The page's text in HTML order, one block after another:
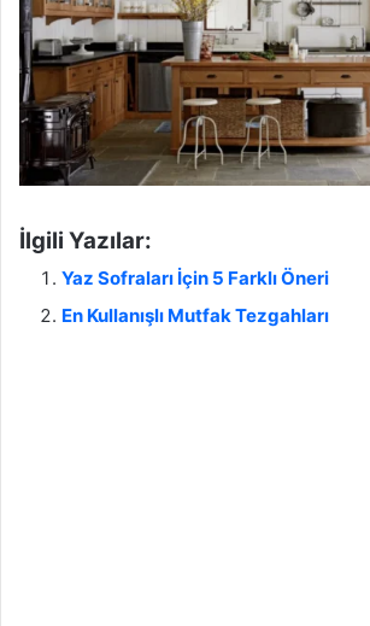
İlgili Yazılar:
Yaz Sofraları İçin 5 Farklı Öneri
En Kullanışlı Mutfak Tezgahları